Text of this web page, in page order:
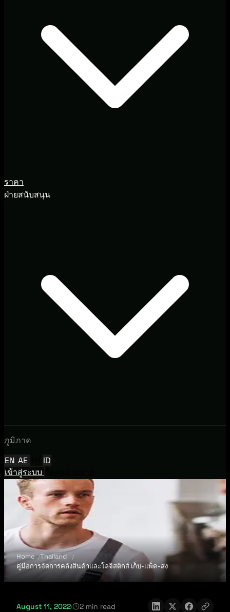
ราคา
ฝ่ายสนับสนุน
ภูมิภาค
EN AE
ID
เข้าสู่ระบบ
Home
Thailand
คู่มือการจัดการคลังสินค้าและโลจิสติกส์ เก็บ-แพ็ค-ส่ง
August 11, 2022· 2 min read